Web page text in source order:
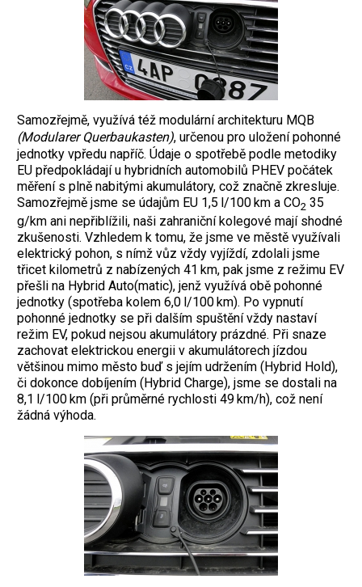
Samozřejmě, využívá též modulární architekturu MQB
(Modularer Querbaukasten), určenou pro uložení pohonné
jednotky vpředu napříč. Údaje o spotřebě podle metodiky
EU předpokládají u hybridních automobilů PHEV počátek
měření s plně nabitými akumulátory, což značně zkresluje.
Samozřejmě jsme se údajům EU 1,5 l/100 km a CO2 35
g/km ani nepřiblížili, naši zahraniční kolegové mají shodné
zkušenosti. Vzhledem k tomu, že jsme ve městě využívali
elektrický pohon, s nímž vůz vždy vyjíždí, zdolali jsme
třicet kilometrů z nabízených 41 km, pak jsme z režimu EV
přešli na Hybrid Auto(matic), jenž využívá obě pohonné
jednotky (spotřeba kolem 6,0 l/100 km). Po vypnutí
pohonné jednotky se při dalším spuštění vždy nastaví
režim EV, pokud nejsou akumulátory prázdné. Při snaze
zachovat elektrickou energii v akumulátorech jízdou
většinou mimo město buď s jejím udržením (Hybrid Hold),
či dokonce dobíjením (Hybrid Charge), jsme se dostali na
8,1 l/100 km (při průměrné rychlosti 49 km/h), což není
žádná výhoda.